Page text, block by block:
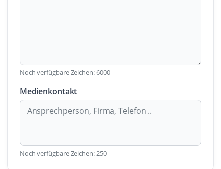
Noch verfügbare Zeichen:6000
Medienkontakt
Noch verfügbare Zeichen:250